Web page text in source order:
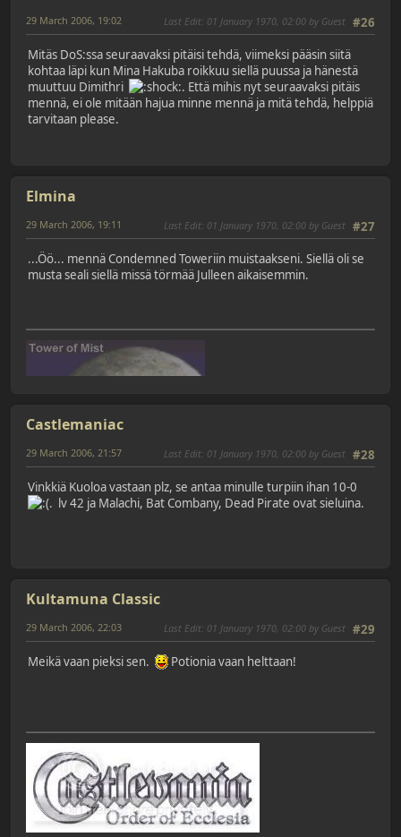
#26
29 March 2006, 19:02 Last Edit: 01 January 1970, 02:00 by Guest
Mitäs DoS:ssa seuraavaksi pitäisi tehdä, viimeksi pääsin siitä
kohtaa läpi kun Mina Hakuba roikkuu siellä puussa ja hänestä
muuttuu Dimithri
. Että mihis nyt seuraavaksi pitäis
mennä, ei ole mitään hajua minne mennä ja mitä tehdä, helppiä
tarvitaan please.
Elmina
#27
29 March 2006, 19:11 Last Edit: 01 January 1970, 02:00 by Guest
...Öö... mennä Condemned Toweriin muistaakseni. Siellä oli se
musta seali siellä missä törmää Julleen aikaisemmin.
Castlemaniac
#28
29 March 2006, 21:57 Last Edit: 01 January 1970, 02:00 by Guest
Vinkkiä Kuoloa vastaan plz, se antaa minulle turpiin ihan 10-0
. lv 42 ja Malachi, Bat Combany, Dead Pirate ovat sieluina.
Kultamuna Classic
#29
29 March 2006, 22:03 Last Edit: 01 January 1970, 02:00 by Guest
Meikä vaan pieksi sen. Potionia vaan helttaan!